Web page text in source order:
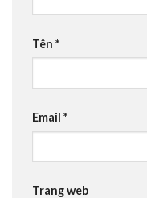
Tên *
Email *
Trang web